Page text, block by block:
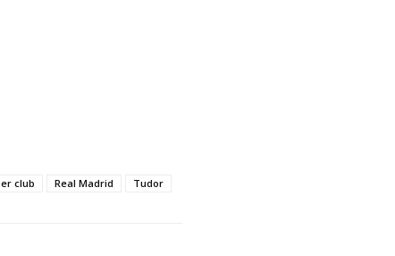
club Real Madrid Tudor